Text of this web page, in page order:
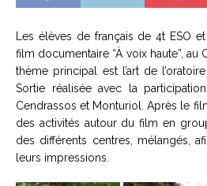
Les élèves de français de 4t ESO
film documentaire “À voix haute”, au
thème principal est l’art de
Sortie réalisée avec la
Cendrassos et Monturiol. Après le
des activités autour du film en
des différents centres, mélangés,
leurs impressions.